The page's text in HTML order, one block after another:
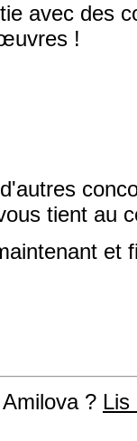
avec des
!
tient au
et
? Lis